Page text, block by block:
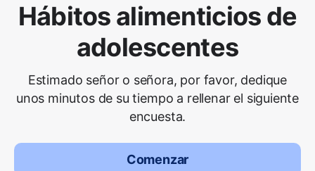
Hábitos alimenticios de
adolescentes
Estimado señor o señora, por favor, dedique
unos minutos de su tiempo a rellenar el siguiente
encuesta.
Comenzar